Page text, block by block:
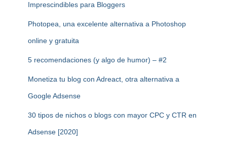
Imprescindibles para Bloggers
Photopea, una excelente alternativa a Photoshop
online y gratuita
5 recomendaciones (y algo de humor) – #2
Monetiza tu blog con Adreact, otra alternativa a
Google Adsense
30 tipos de nichos o blogs con mayor CPC y CTR en
Adsense [2020]